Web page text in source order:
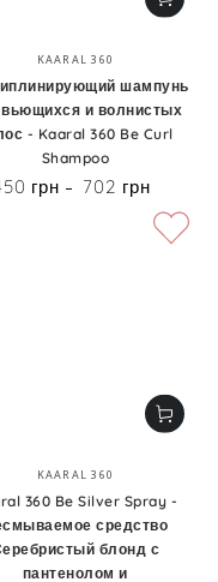
Бренд:
KAARAL 360
шампунь
и волнистых
- Kaaral 360 Be Curl
Shampoo
Цена
грн 702 грн
Бренд:
KAARAL 360
360 Be Silver Spray -
средство
блонд с
пантенолом и